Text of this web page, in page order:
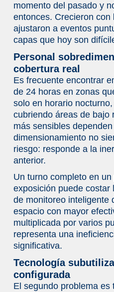
¿Cómo sé si mi
actual es
¿Qué es la
puede reducir
¿Cómo presento
beneficio de
gerencia?
¿Con qué
esquema de
empresa?
Otras publicaciones
Control de
primera
electrónica
Seguridad
nacionales: qué
cómo
Cómo prevenir
seguridad
colombianas
momento del pasado y
entonces. Crecieron con
ajustaron a eventos
capas que hoy son
Personal
cobertura real
Es frecuente encontrar
de 24 horas en zonas
solo en horario
cubriendo áreas de bajo
más sensibles
dimensionamiento no
riesgo: responde a la
anterior.
Un turno completo en
exposición puede costar
de monitoreo inteligente
espacio con mayor
multiplicada por varios
representa una
significativa.
Tecnología
configurada
El segundo problema es